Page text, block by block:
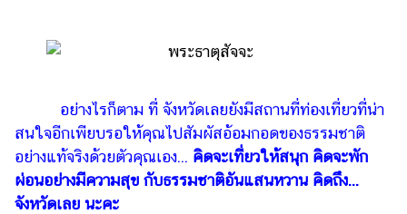
อย่างไรก็ตาม ที่ จังหวัดเลยยังมีสถานที่ท่องเที่ยวที่น่า
สนใจอีกเพียบรอให้คุณไปสัมผัสอ้อมกอดของธรรมชาติ
อย่างแท้จริงด้วยตัวคุณเอง... คิดจะเที่ยวให้สนุก คิดจะพัก
ผ่อนอย่างมีความสุข กับธรรมชาติอันแสนหวาน คิดถึง...
จังหวัดเลย นะคะ